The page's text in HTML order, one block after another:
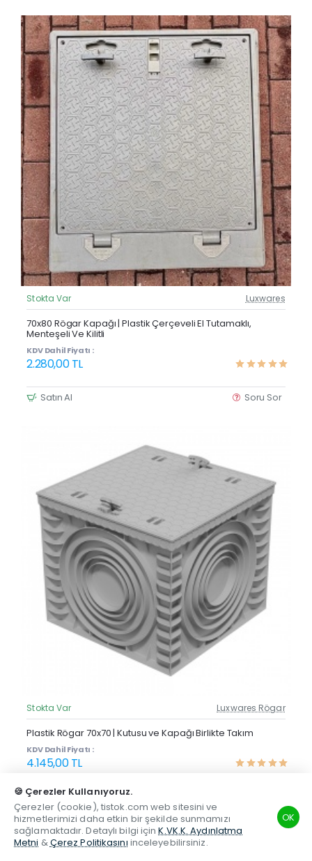
TSM Hesabım Whatsapp Telefon Beğenilen
🍪 Çerezler Kullanıyoruz.
Çerezler (cookie), tistok.com web sitesini ve
hizmetlerimizi daha etkin bir şekilde sunmamızı
sağlamaktadır. Detaylı bilgi içinK.VK.K. Aydınlatma
Metni &Çerez Politikasını inceleyebilirsiniz.
OK
Güncel Fiyat
Stokta Var Luxwares
70x80 Rögar Kapağı | Plastik Çerçeveli El Tutamaklı,
Menteşeli Ve Kilitli
KDV Dahil Fiyatı :
2.280,00 TL
Satın Al Soru Sor
Güncel Fiyat
Stokta Var Luxwares Rögar
Plastik Rögar 70x70 | Kutusu ve Kapağı Birlikte Takım
KDV Dahil Fiyatı :
4.145,00 TL
Satın Al